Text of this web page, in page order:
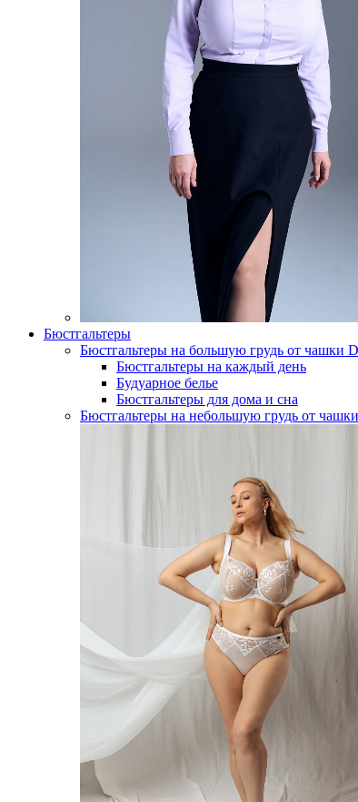
Бюстгальтеры
Бюстгальтеры на большую грудь от чашки D
Бюстгальтеры на каждый день
Будуарное белье
Бюстгальтеры для дома и сна
Бюстгальтеры на небольшую грудь от